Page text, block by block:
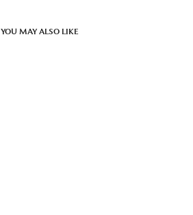
YOU MAY ALSO LIKE